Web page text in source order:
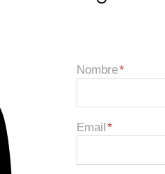
Nombre
Email